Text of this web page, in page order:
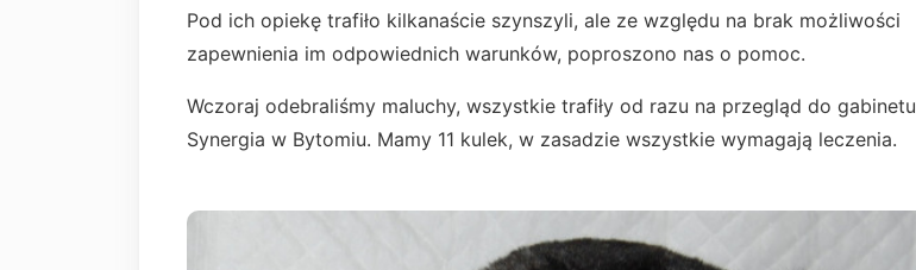
Pod ich opiekę trafiło kilkanaście szynszyli, ale ze względu na brak możliwości
zapewnienia im odpowiednich warunków, poproszono nas o pomoc.
Wczoraj odebraliśmy maluchy, wszystkie trafiły od razu na przegląd do gabinetu
Synergia w Bytomiu. Mamy 11 kulek, w zasadzie wszystkie wymagają leczenia.